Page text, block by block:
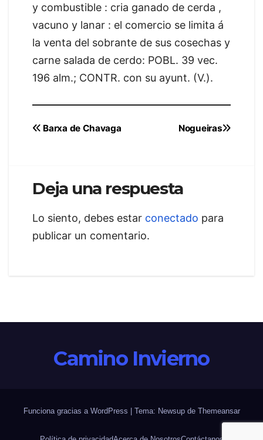
y combustible : cria ganado de cerda ,
vacuno y lanar : el comercio se limita á
la venta del sobrante de sus cosechas y
carne salada de cerdo: POBL. 39 vec.
196 alm.; CONTR. con su ayunt. (V.).
Navegación
entradas
Nogueiras
Barxa de Chavaga
Deja una respuesta
Lo siento, debes estar conectado para
publicar un comentario.
Camino Invierno
Funciona gracias a WordPress Tema: Newsup de Themeansar